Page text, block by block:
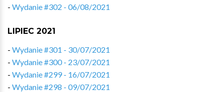
- Wydanie #302 - 06/08/2021
LIPIEC 2021
- Wydanie #301 - 30/07/2021
- Wydanie #300 - 23/07/2021
- Wydanie #299 - 16/07/2021
- Wydanie #298 - 09/07/2021